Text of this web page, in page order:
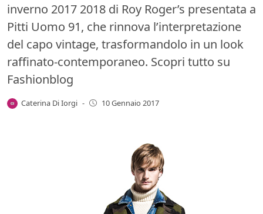
inverno 2017 2018 di Roy Roger’s presentata a
Pitti Uomo 91, che rinnova l’interpretazione
del capo vintage, trasformandolo in un look
raffinato-contemporaneo. Scopri tutto su
Fashionblog
Caterina Di Iorgi - 10 Gennaio 2017